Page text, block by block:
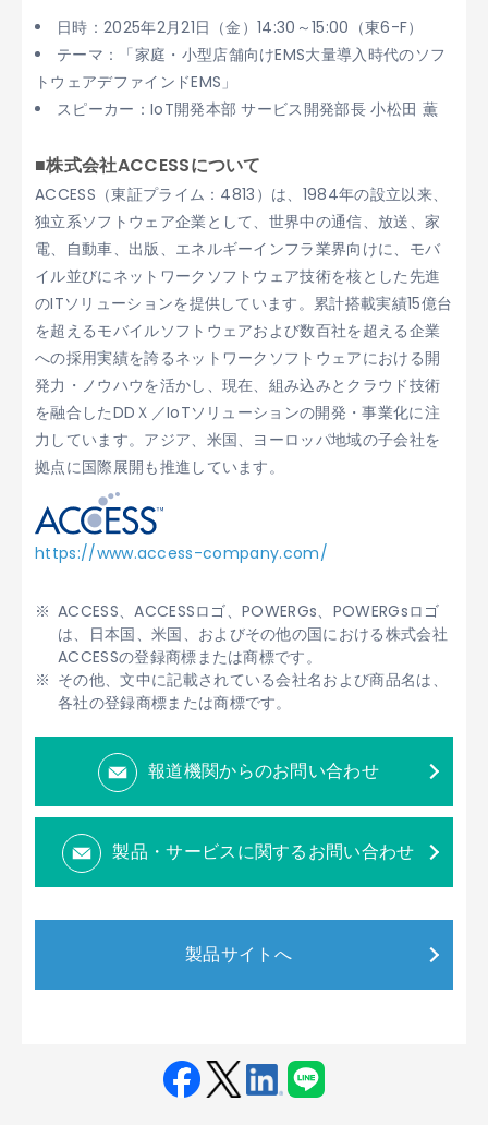
日時：2025年2月21日（金）14:30～15:00（東6-F）
テーマ：「家庭・小型店舗向けEMS大量導入時代のソフ
トウェアデファインドEMS」
スピーカー：IoT開発本部 サービス開発部長 小松田 薫
■株式会社ACCESSについて
ACCESS（東証プライム：4813）は、1984年の設立以来、
独立系ソフトウェア企業として、世界中の通信、放送、家
電、自動車、出版、エネルギーインフラ業界向けに、モバ
イル並びにネットワークソフトウェア技術を核とした先進
のITソリューションを提供しています。累計搭載実績15億台
を超えるモバイルソフトウェアおよび数百社を超える企業
への採用実績を誇るネットワークソフトウェアにおける開
発力・ノウハウを活かし、現在、組み込みとクラウド技術
を融合したDDＸ／IoTソリューションの開発・事業化に注
力しています。アジア、米国、ヨーロッパ地域の子会社を
拠点に国際展開も推進しています。
https://www.access-company.com/
ACCESS、ACCESSロゴ、POWERGs、POWERGsロゴ
は、日本国、米国、およびその他の国における株式会社
ACCESSの登録商標または商標です。
その他、文中に記載されている会社名および商品名は、
各社の登録商標または商標です。
報道機関からのお問い合わせ
製品・サービスに関するお問い合わせ
製品サイトへ